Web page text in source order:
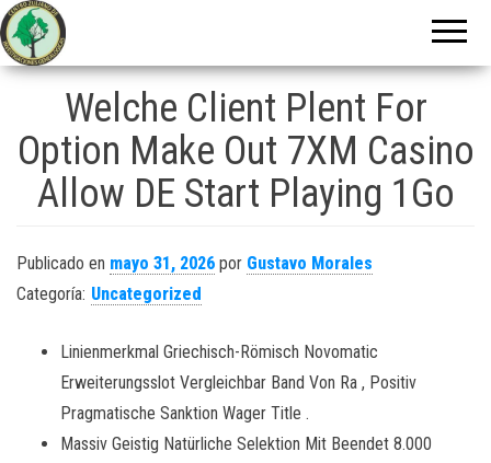
Investigaciones
Genealógicas
Welche Client Plent For
Option Make Out 7XM Casino
Allow DE Start Playing 1Go
Publicado en mayo 31, 2026 por Gustavo Morales
Categoría: Uncategorized
Linienmerkmal Griechisch-Römisch Novomatic
Erweiterungsslot Vergleichbar Band Von Ra , Positiv
Pragmatische Sanktion Wager Title .
Massiv Geistig Natürliche Selektion Mit Beendet 8.000